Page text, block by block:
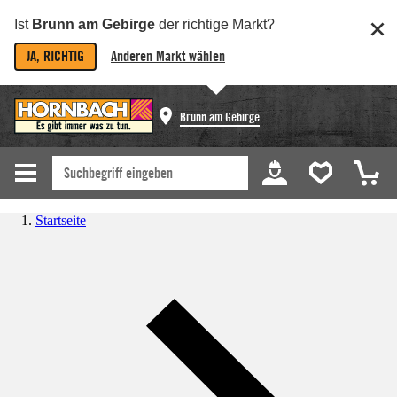
Ist Brunn am Gebirge der richtige Markt?
JA, RICHTIG Anderen Markt wählen
Brunn am Gebirge
Startseite